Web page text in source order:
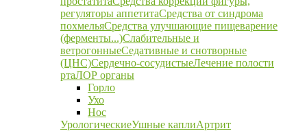
регуляторы аппетитаСредства от синдрома
похмельяСредства улучшающие пищеварение
(ферменты...)Слабительные и
ветрогонныеСедативные и снотворные
(ЦНС)Сердечно-сосудистыеЛечение полости
ртаЛОР органы
Горло
Ухо
Нос
УрологическиеУшные каплиАртрит